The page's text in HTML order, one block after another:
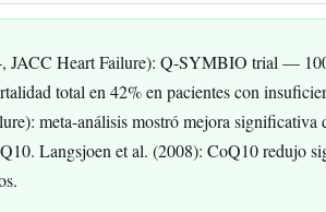
JACC Heart Failure): Q-SYMBIO trial —
total en 42% en pacientes con
meta-análisis mostró mejora
Langsjoen et al. (2008): CoQ10 redujo